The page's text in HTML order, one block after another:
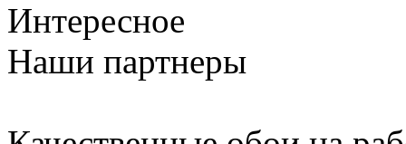
Интересное
Наши партнеры